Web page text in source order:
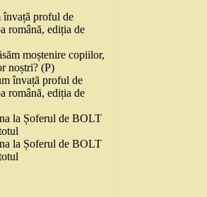
învață proful de
română, ediția de
moștenire copiilor,
noștri? (P)
învață proful de
română, ediția de
la Șoferul de BOLT
la Șoferul de BOLT